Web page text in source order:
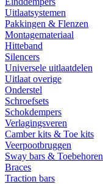
Uitlaatsystemen
Pakkingen & Flenzen
Montagemateriaal
Hitteband
Silencers
Universele uitlaatdelen
Uitlaat overige
Onderstel
Schroefsets
Schokdempers
Verlagingsveren
Camber kits & Toe kits
Veerpootbruggen
Sway bars & Toebehoren
Braces
Traction bars